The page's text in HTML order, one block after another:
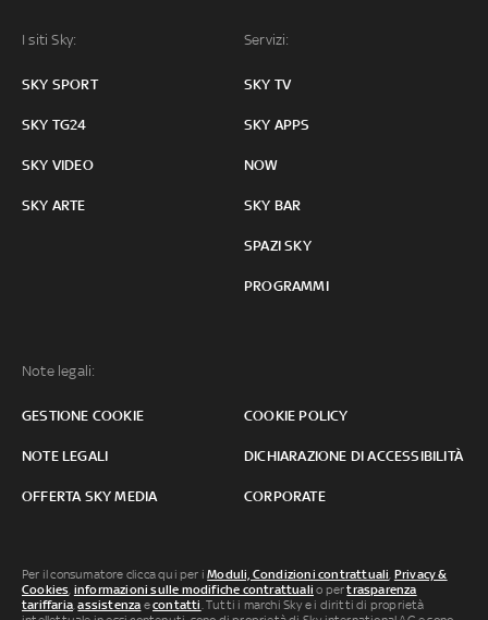
I siti Sky:
SKY SPORT
SKY TG24
SKY VIDEO
SKY ARTE
Servizi:
SKY TV
SKY APPS
NOW
SKY BAR
SPAZI SKY
PROGRAMMI
Note legali:
GESTIONE COOKIE COOKIE POLICY
NOTE LEGALI DICHIARAZIONE DI ACCESSIBILITÀ
OFFERTA SKY MEDIA CORPORATE
Per il consumatore clicca qui per iModuli, Condizioni contrattuali, Privacy &
Cookies, informazioni sulle modifiche contrattuali o pertrasparenza
tariffaria,assistenza econtatti. Tutti i marchi Sky e i diritti di proprietà